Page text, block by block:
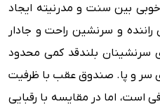
بین سنت و مدرنیته ایجاد
و سرنشین راحت و جادار
سرنشینان بلندقد کمی محدود
سر و پا. صندوق عقب با ظرفیت
کافی است، اما در مقایسه با رقبایی